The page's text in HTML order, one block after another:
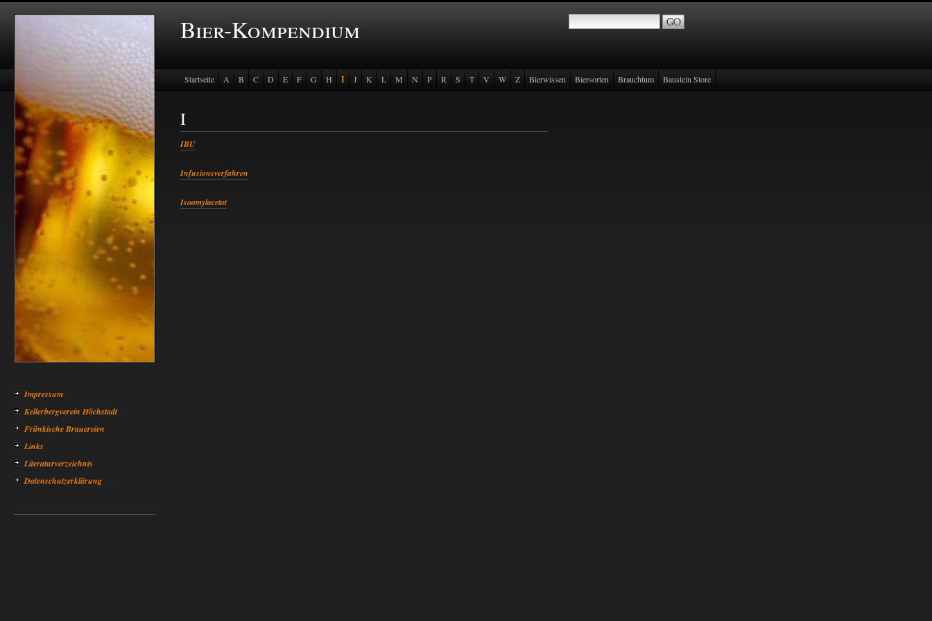
Bier-Kompendium
Impressum
Kellerbergverein Höchstadt
Fränkische Brauereien
Links
Literaturverzeichnis
Datenschutzerklärung
Startseite A B C D E F G H I J K L M N P R S T V W Z Bierwissen Biersorten Brauchtum Baustein Store
I
IBU
Infusionsverfahren
Isoamylacetat